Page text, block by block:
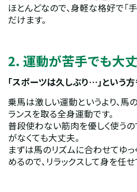
ほとんどなので、身軽な格好で「
だけます。
2. 運動が苦手でも大
「スポーツは久しぶり…」という方
乗馬は激しい運動というより、馬
ランスを取る全身運動です。
普段使わない筋肉を優しく使う
がなくても大丈夫。
まずは馬のリズムに合わせてゆっ
めるので、リラックスして身を任せ